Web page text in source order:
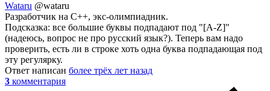
Wataru @wataru
Разработчик на С++, экс-олимпиадник.
Подсказка: все большие буквы подпадают под "[A-Z]"
(надеюсь, вопрос не про русский язык?). Теперь вам надо
проверить, есть ли в строке хоть одна буква подпадающая под
эту регулярку.
Ответ написан более трёх лет назад
3 комментария